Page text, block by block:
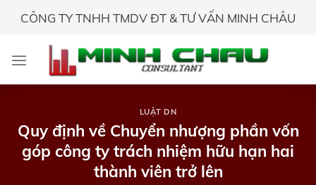
CÔNG TY TNHH TMDV ĐT & TƯ VẤN MINH CHÂU
LUẬT DN
Quy định về Chuyển nhượng phần vốn
góp công ty trách nhiệm hữu hạn hai
thành viên trở lên